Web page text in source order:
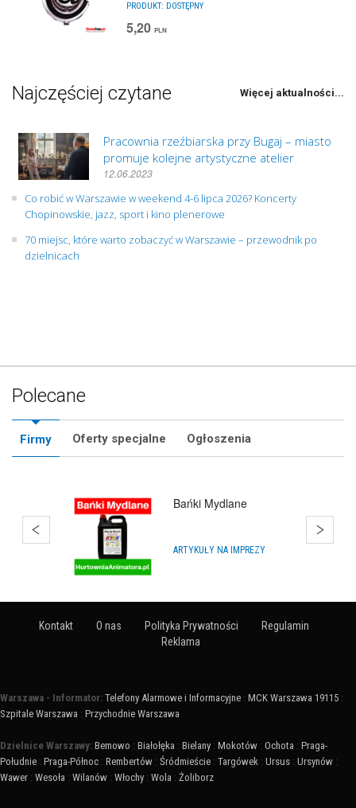
PRODUKT: DOSTĘPNY
5,20 PLN
Najczęściej czytane Więcej aktualności...
Pracownia rzeźbiarska przy Bugaj – miasto
promuje kolejne artystyczne atelier
12.06.2023
Co robić w Warszawie w weekend 4-6 lipca 2026? Koncerty
Chopinowskie, jazz, sport i kino plenerowe
70 miejsc, które warto zobaczyć w Warszawie – przewodnik po
dzielnicach
Polecane
Firmy Oferty specjalne Ogłoszenia
Bańki Mydlane
ARTYKUŁY NA IMPREZY
Kontakt O nas Polityka Prywatności
Regulamin
Reklama
Warszawa - Informator: Telefony Alarmowe i Informacyjne : MCK Warszawa 19115 :
Szpitale Warszawa : Przychodnie Warszawa
Dzielnice Warszawy: Bemowo : Białołęka : Bielany : Mokotów : Ochota : Praga-
Południe : Praga-Północ : Rembertów : Śródmieście : Targówek : Ursus : Ursynów :
Wawer : Wesoła : Wilanów : Włochy : Wola : Żoliborz